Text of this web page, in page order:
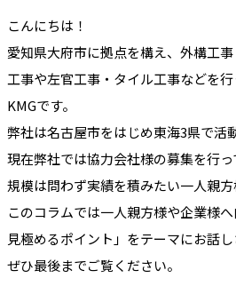
こんにちは！
愛知県大府市に拠点を構え、外構工
工事や左官工事・タイル工事などを
KMGです。
弊社は名古屋市をはじめ東海3県で活
現在弊社では協力会社様の募集を行っ
規模は問わず実績を積みたい一人親方
このコラムでは一人親方様や企業様
見極めるポイント」をテーマにお話し
ぜひ最後までご覧ください。